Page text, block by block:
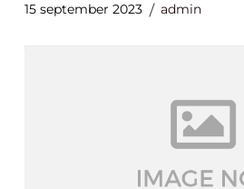
15 september 2023 admin